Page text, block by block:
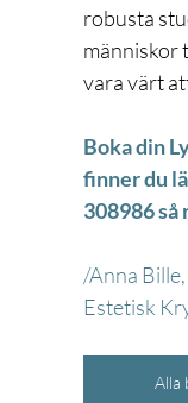
robusta
människor
vara värt
Boka din
finner du
308986 så
/Anna
Estetisk
Alla